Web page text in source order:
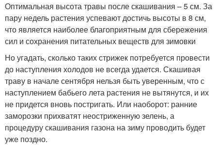
Оптимальная высота травы после скашивания – 5 см. За
пару недель растения успевают достичь высоты в 8 см,
что является наиболее благоприятным для сбережения
сил и сохранения питательных веществ для зимовки
Но угадать, сколько таких стрижек потребуется провести
до наступления холодов не всегда удается. Скашивая
траву в начале сентября нельзя быть уверенным, что с
наступлением бабьего лета растения не вытянутся, и их
не придется вновь постригать. Или наоборот: ранние
заморозки прихватят неостриженную зелень, а
процедуру скашивания газона на зиму проводить будет
уже поздно.